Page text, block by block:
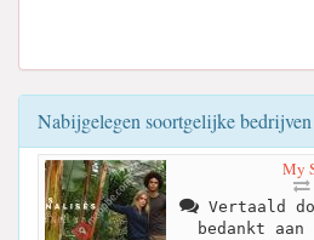
Nabijgelegen soortgelijke bedrijven
My
Vertaald
bedankt